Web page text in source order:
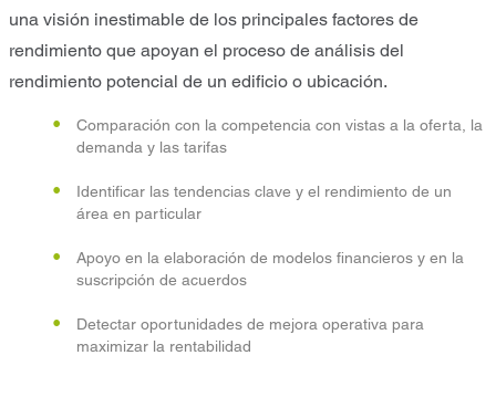
una visión inestimable de los principales factores de
rendimiento que apoyan el proceso de análisis del
rendimiento potencial de un edificio o ubicación.
Comparación con la competencia con vistas a la oferta, la
demanda y las tarifas
Identificar las tendencias clave y el rendimiento de un
área en particular
Apoyo en la elaboración de modelos financieros y en la
suscripción de acuerdos
Detectar oportunidades de mejora operativa para
maximizar la rentabilidad